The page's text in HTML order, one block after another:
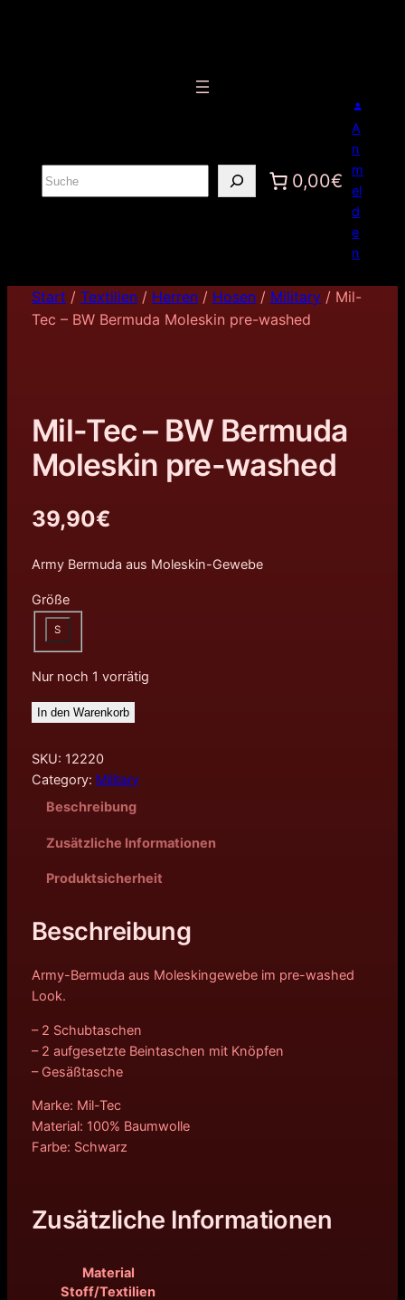
S
u
0,00€
A
n
m
el
d
e
n
Start / Textilien/ Herren/ Hosen/ Military/ Mil-
Tec – BW Bermuda Moleskin pre-washed
Mil-Tec – BW Bermuda
Moleskin pre-washed
39,90€
Army Bermuda aus Moleskin-Gewebe
Größe
S
Nur noch 1 vorrätig
In den Warenkorb
SKU: 12220
Category: Military
Beschreibung
Zusätzliche Informationen
Produktsicherheit
Beschreibung
Army-Bermuda aus Moleskingewebe im pre-washed
Look.
– 2 Schubtaschen
– 2 aufgesetzte Beintaschen mit Knöpfen
– Gesäßtasche
Marke: Mil-Tec
Material: 100% Baumwolle
Farbe: Schwarz
Zusätzliche Informationen
Material
Stoff/Textilien